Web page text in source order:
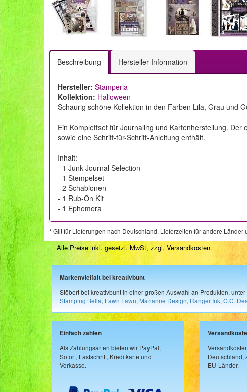
Beschreibung Hersteller-Information
Hersteller: Stamperia
Kollektion: Halloween
Schaurig schöne Kollektion in den Farben Lila, Grau und
Ein Komplettset für Journaling und Kartenherstellung.
sowie eine Schritt-für-Schritt-Anleitung enthält.
Inhalt:
- 1 Junk Journal Selection
- 1 Stempelset
- 2 Schablonen
- 1 Rub-On Kit
- 1 Ephemera
* Gilt für Lieferungen nach Deutschland. Lieferzeiten für andere
Alle Preise inkl. gesetzl. MwSt, zzgl. Versandkosten.
Markenvielfalt bei kreativbunt
Stöbert bei kreativbunt in einer großen Auswahl an Produkten,
Stamping Bella, Lawn Fawn, Marianne Design, Ranger Ink, C.C.
Einfach zahlen
Als Zahlungsarten bieten wir PayPal,
Sofort, Lastschrift, Kreditkarte und
Vorkasse.
Deutschland,
EU-Länder.